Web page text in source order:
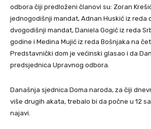
odbora čiji predloženi članovi su: Zoran
jednogodišnji mandat, Adnan Huskić iz reda
dvogodišnji mandat, Daniela Gogić iz reda
godine i Medina Mujić iz reda Bošnjaka na
Predstavnički dom je većinski glasao i da
predsjednica Upravnog odbora.
Današnja sjednica Doma naroda, za čiji
više drugih akata, trebalo bi da počne u 12
najavi.